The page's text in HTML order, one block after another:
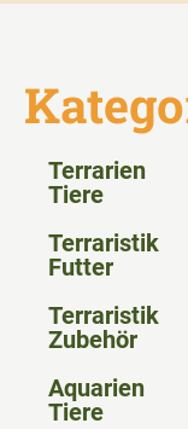
Terrarien
Tiere
Terraristik
Futter
Terraristik
Zubehör
Aquarien
Tiere